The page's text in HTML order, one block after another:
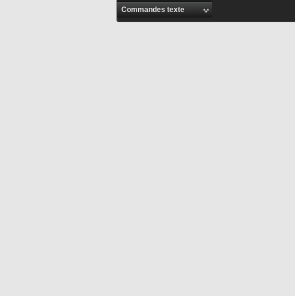
Commandes texte